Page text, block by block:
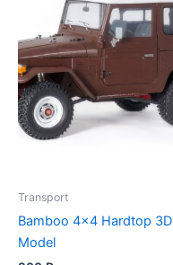
Transport
Bamboo 4×4 Hardtop 3D
Model